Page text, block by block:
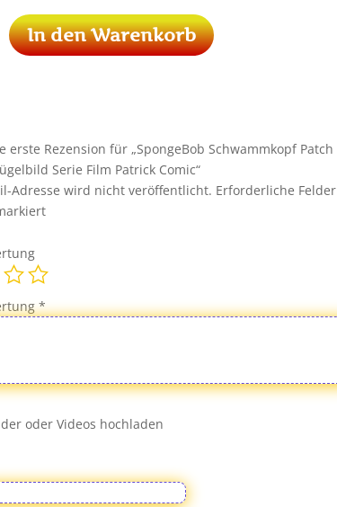
In den Warenkorb
erste Rezension für „SpongeBob Schwammkopf Patch
Serie Film Patrick Comic“
Adresse wird nicht veröffentlicht. Erforderliche Felder
*
oder Videos hochladen